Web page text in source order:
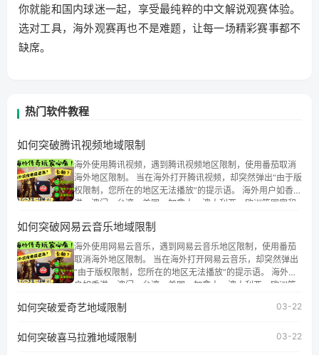
你就能和国内球迷一起，享受最纯粹的中文解说观赛体验。
选对工具，海外观赛再也不是难题，让每一场精彩赛事都不
缺席。
热门软件教程
如何突破腾讯视频地域限制
海外使用腾讯视频，遇到腾讯视频地区限制，使用番茄取消
海外地区限制。 当在海外打开腾讯视频，却突然弹出“由于版
权限制，您所在的地区无法播放”的提示语。 海外用户如香
港、澳门、台湾、美国、加拿大、澳大利亚、欧洲等国家和
权限制问题，且仅能在中国大陆地区播放。 遇到这个问题的
朋友们，使用番茄回国加速器，即可解决「海外用户收听腾
讯视频地区版权限制」的问题，无论人在香港、澳门、台
湾、美国、加拿大、澳大利亚、欧洲等国家和地区工作、留
学、定居等，都可以使用，不再因地区和版权限制所困扰。
如何突破网易云音乐地域限制
海外使用网易云音乐，遇到网易云音乐地区限制，使用番茄
取消海外地区限制。 当在海外打开网易云音乐，却突然弹出
“由于版权限制，您所在的地区无法播放”的提示语。 海外用
户如香港、澳门、台湾、美国、加拿大、澳大利亚、欧洲等
地区及版权限制问题，且仅能在中国大陆地区播放。 遇到这
户收听网易云音乐地区版权限制」的问题，无论人在香港、
如何突破爱奇艺地域限制 03-22
如何突破喜马拉雅地域限制 03-22